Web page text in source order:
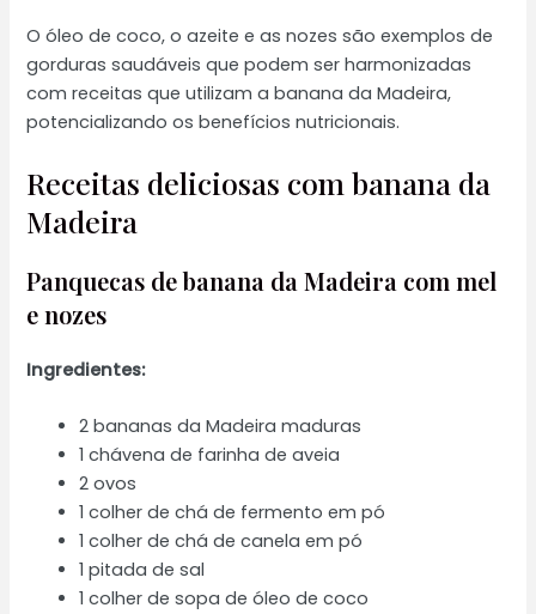
O óleo de coco, o azeite e as nozes são exemplos de
gorduras saudáveis que podem ser harmonizadas
com receitas que utilizam a banana da Madeira,
potencializando os benefícios nutricionais.
Receitas deliciosas com banana da
Madeira
Panquecas de banana da Madeira com mel
e nozes
Ingredientes:
2 bananas da Madeira maduras
1 chávena de farinha de aveia
2 ovos
1 colher de chá de fermento em pó
1 colher de chá de canela em pó
1 pitada de sal
1 colher de sopa de óleo de coco